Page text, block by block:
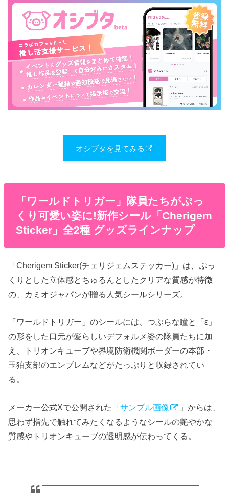
オシブタを見てみる
「ワールドトリガー」隊員たちがぷっ
くり可愛い姿に!新作シール「Cherigem
Sticker」全2種 グッズラインナップ
「Cherigem Sticker(チェリジェムステッカー)」は、ぷっ
くりとした立体感とちゅるんとしたクリアな質感が特徴
の、カミオジャパンが贈る人気シールシリーズ。
「ワールドトリガー」のシールには、つぶらな瞳と「ε」
の形をした口元が愛らしいデフォルメ姿の隊員たちに加
え、トリオンキューブや界境防衛機関ボーダーの本部・
玉狛支部のエンブレムなどがたっぷりと収録されてい
る。
メーカー公式Xで公開された「サンプル画像
」からは、
思わず指先で触れてみたくなるようなシールの艶やかな
質感やトリオンキューブの透明感が伝わってくる。